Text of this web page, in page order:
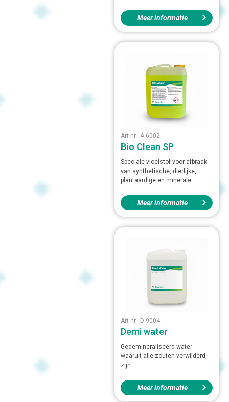
Meer informatie
Art nr.: A-6002
Bio Clean SP
Speciale vloeistof voor afbraak
van synthetische, dierlijke,
plantaardige en minerale...
Meer informatie
Art nr.: D-9004
Demi water
Gedemineraliseerd water
waaruit alle zouten verwijderd
zijn....
Meer informatie